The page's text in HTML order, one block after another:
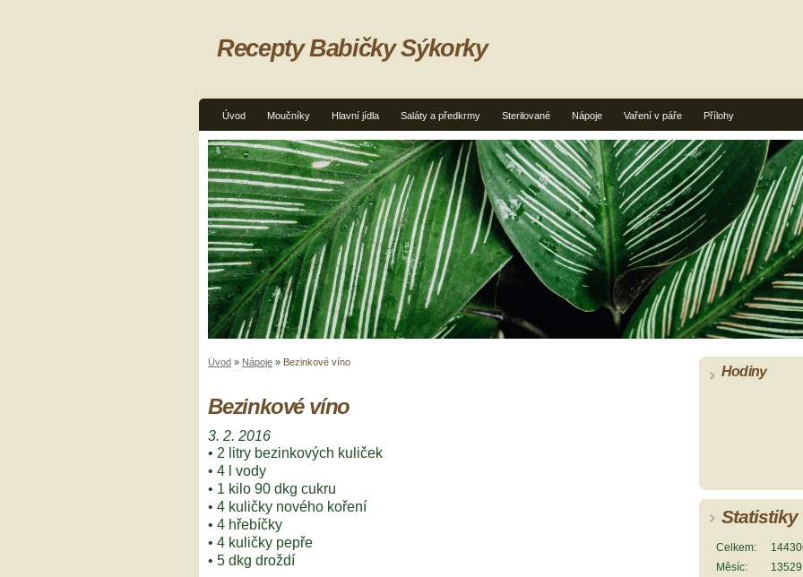
Úvod Moučníky Hlavní jídla Saláty a předkrmy Sterilované Nápoje Vaření v páře Přílohy
Recepty Babičky Sýkorky
Úvod » Nápoje » Bezinkové víno
Bezinkové víno
3. 2. 2016
• 2 litry bezinkových kuliček
• 4 l vody
• 1 kilo 90 dkg cukru
• 4 kuličky nového koření
• 4 hřebíčky
• 4 kuličky pepře
• 5 dkg droždí
Hodiny
Statistiky
Celkem:
Měsíc:
13529